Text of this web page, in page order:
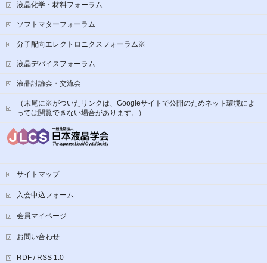
液晶化学・材料フォーラム
ソフトマターフォーラム
分子配向エレクトロニクスフォーラム※
液晶デバイスフォーラム
液晶討論会・交流会
（末尾に※がついたリンクは、Googleサイトで公開のためネット環境によ
っては閲覧できない場合があります。）
サイトマップ
入会申込フォーム
会員マイページ
お問い合わせ
RDF / RSS 1.0